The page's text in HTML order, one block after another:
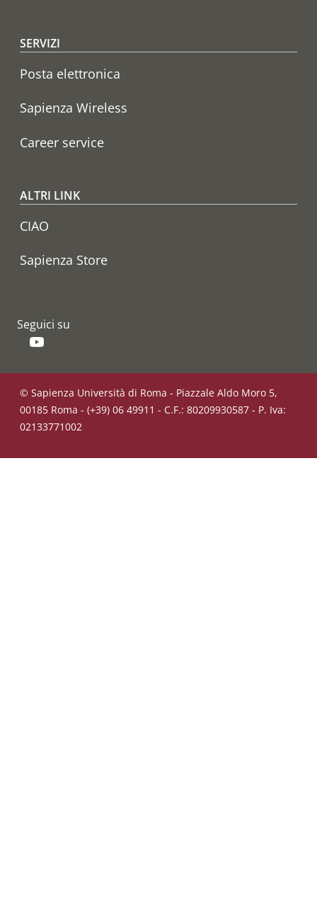
SERVIZI
Posta elettronica
Sapienza Wireless
Career service
ALTRI LINK
CIAO
Sapienza Store
Seguici su
© Sapienza Università di Roma - Piazzale Aldo Moro 5,
00185 Roma - (+39) 06 49911 - C.F.: 80209930587 - P. Iva:
02133771002